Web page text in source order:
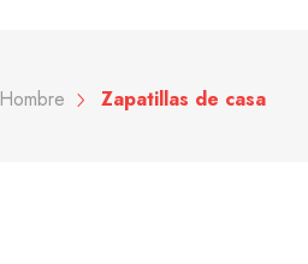
Hombre Zapatillas de casa